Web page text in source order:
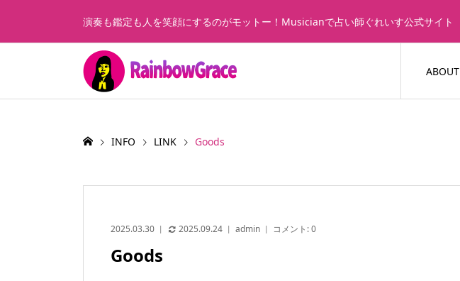
演奏も鑑定も人を笑顔にするのがモットー！Musicianで占い師ぐれいす公式サイト
ABOUT
INFO LINK Goods
2025.03.30 2025.09.24 admin コメント:0
Goods